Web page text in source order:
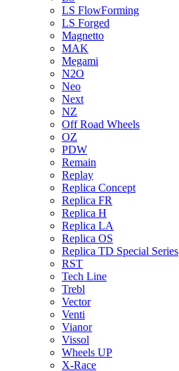
LS FlowForming
LS Forged
Magnetto
MAK
Megami
N2O
Neo
Next
NZ
Off Road Wheels
OZ
PDW
Remain
Replay
Replica Concept
Replica FR
Replica H
Replica LA
Replica OS
Replica TD Special Series
RST
Tech Line
Trebl
Vector
Venti
Vianor
Vissol
Wheels UP
X-Race